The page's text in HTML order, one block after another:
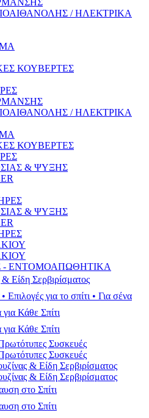
/ ΗΛΕΚΤΡΙΚΑ
ΚΟΥΒΕΡΤΕΣ
/ ΗΛΕΚΤΡΙΚΑ
ΚΟΥΒΕΡΤΕΣ
& ΨΥΞΗΣ
& ΨΥΞΗΣ
- ΕΝΤΟΜΟΑΠΩΘΗΤΙΚΑ
Είδη Σερβιρίσματος
για το σπίτι • Για σένα
Κάθε Σπίτι
Κάθε Σπίτι
Συσκευές
Συσκευές
& Είδη Σερβιρίσματος
& Είδη Σερβιρίσματος
στο Σπίτι
στο Σπίτι